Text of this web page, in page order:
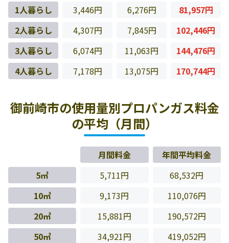
1人暮らし
3,446円 6,276円
81,957円
2人暮らし
4,307円 7,845円
102,446円
3人暮らし
6,074円 11,063円
144,476円
4人暮らし
7,178円 13,075円 170,744円
御前崎市の使用量別プロパンガス料金
の平均（月間）
月間料金
年間平均料金
5㎥
5,711円
68,532円
10㎥
9,173円
110,076円
20㎥
15,881円
190,572円
50㎥
34,921円 419,052円